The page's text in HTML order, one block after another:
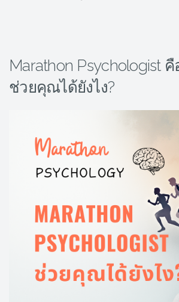
Marathon Psychologist
ช่วยคุณได้ยังไง?